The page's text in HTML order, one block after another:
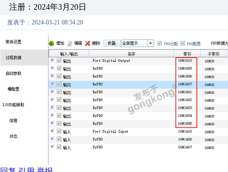
注册：2024年3月20日
发表于：2024-03-21 08:54:20